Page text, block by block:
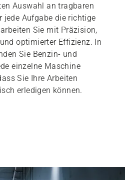
Auswahl an tragbaren
jede Aufgabe die richtige
Sie mit Präzision,
optimierter Effizienz. In
Sie Benzin- und
einzelne Maschine
Sie Ihre Arbeiten
erledigen können.